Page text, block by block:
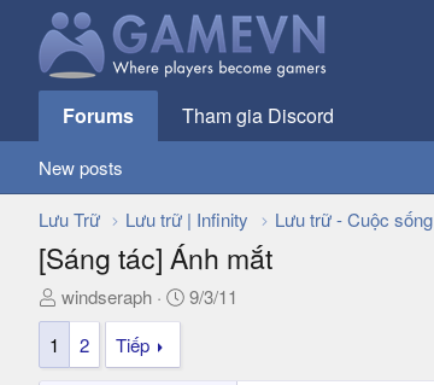
Forums Tham gia Discord
New posts
Lưu Trữ Lưu trữ | Infinity Lưu trữ - Cuộc sống
[Sáng tác] Ánh mắt
T
h
e
windseraph
N
9/3/11
1
2 Tiếp